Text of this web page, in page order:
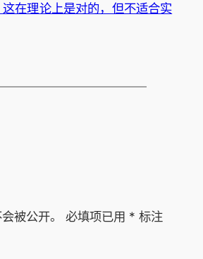
在理论上是对的，但不适合实
被公开。 必填项已用 * 标注